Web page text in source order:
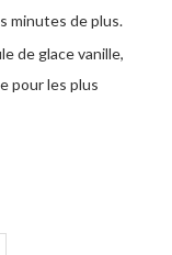
minutes de plus.
de glace vanille,
pour les plus